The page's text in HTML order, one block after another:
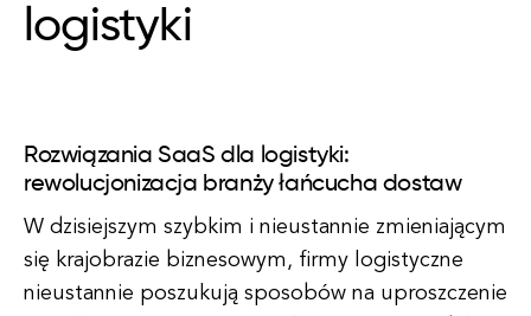
logistyki
Rozwiązania SaaS dla logistyki:
rewolucjonizacja branży łańcucha dostaw
W dzisiejszym szybkim i nieustannie zmieniającym
się krajobrazie biznesowym, firmy logistyczne
nieustannie poszukują sposobów na uproszczenie